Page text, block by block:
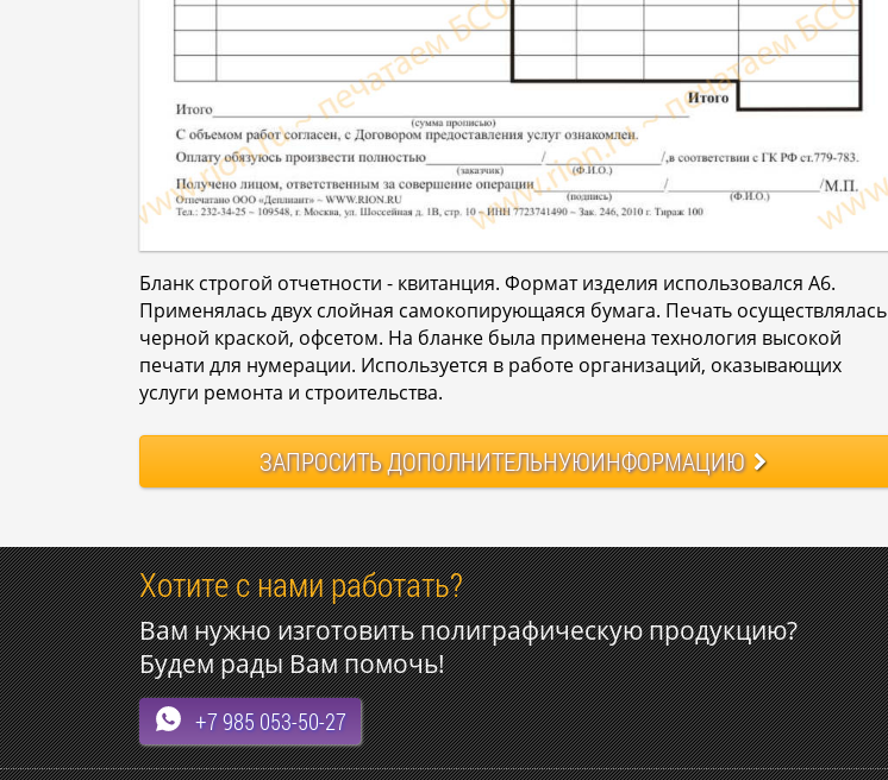
Бланк строгой отчетности - квитанция. Формат изделия использовался А6.
Применялась двух слойная самокопирующаяся бумага. Печать осуществлялась
черной краской, офсетом. На бланке была применена технология высокой
печати для нумерации. Используется в работе организаций, оказывающих
услуги ремонта и строительства.
ЗАПРОСИТЬДОПОЛНИТЕЛЬНУЮИНФОРМАЦИЮ
Хотите с нами работать?
Вам нужно изготовить полиграфическую продукцию?
Будем рады Вам помочь!
+7 985 053-50-27